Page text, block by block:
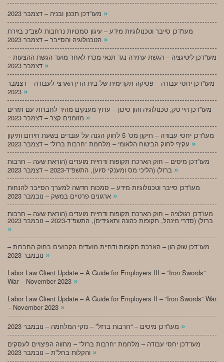
»
מעו”דכן סייבר וטכנולוגיות מידע – עיגון סמכויות נרחבות לשב”כ בזירת
»
מעו”דכן ליטיגציה – הגשת עתירה נגד תנאי מכרז לאחר מועד הגשת ההצעות –
»
מעו”דכן יחסי עבודה – פסיקה תקדימית של בית הדין הארצי לעבודה – דצמבר
»
מעו”דכן היי-טק, טכנולוגיה והון סיכון – ערוץ מענקים מהיר לחברות עם תזרים
»
מעו”דכן יחסי עבודה – תיקון מס’ 5 לחוק הגנה על עובדים בשעת חירום ותיקון
»
מעו”דכן מיסים – חוק הארכת תקופות ודחיית מועדים (הוראת שעה – חרבות
»
מעו”דכן סייבר וטכנולוגיות מידע – סמכות חדשה למערך הסייבר להנחות
»
מעו”דכן רגולציה – חוק הארכת תקופות ודחיית מועדים (הוראת שעה – חרבות
ברזל) (סדרי מינהל, תקופות כהונה ותאגידים), התשפ”ד-2023 – נובמבר 2023
»
מעו”דכן שוק הון – הארכת תקופות ודחיית מועדים הקבועים בחוק החברות –
»
Labor Law Client Update – A Guide for Employers III – “Iron Swords”
War – November 2023 »
Labor Law Client Update – A Guide for Employers II – “Iron Swords” War
– November 2023 »
»
מעו”דכן יחסי עבודה – מלחמת “חרבות ברזל” – מתווה הפיצויים לעסקים
»